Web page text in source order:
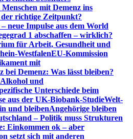
mit Demenz ins
richtige Zeitpunkt?
neue Impulse aus dem World
1 abschaffen – wirklich?
für Arbeit, Gesundheit und
WestfalenEU-Kommission
mit
bei Demenz: Was lässt bleiben?
und
Unterschiede beim
aus der UK-Biobank-StudieWelt-
und bleibenAngehörige bleiben
– Politik muss Strukturen
Einkommen ok – aber
setzt sich mit anderen